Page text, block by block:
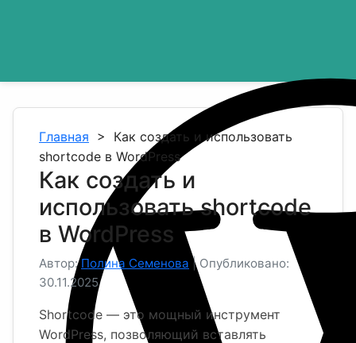
Главная > Как создать и использовать
shortcode в WordPress
Как создать и
использовать shortcode
в WordPress
Автор:Полина Семенова | Опубликовано:
30.11.2025
Shortcode — это мощный инструмент
WordPress, позволяющий вставлять